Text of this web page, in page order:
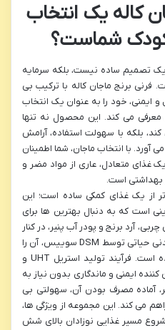
کاله یک انتخاب
کودک شماست؟
یک تصمیم ساده نیست، بلکه سرمایه
فرنی برنج ماجان کاله با ترکیب بی
و ایمنی، خود را به عنوان یک انتخاب
می کند. این محصول نه تنها
بلکه با سهولت استفاده، آرامش
آورد. با انتخاب ماجان، شما اطمینان
غذای متعادل، عاری از مواد مضر و
بهداشتی است.
از یک غذای کمکی ساده است؛ این
است که به دنبال بهترین ها برای
آرد برنج و پودر آب پنیر، در کنار
غنی سازی با ویتامین ها و مواد معدنی حیاتی توسط DSM سوییس، آن را
به یک منبع غذایی کامل تبدیل کرده است. فرآیند تولید استریل UHT و
ایمنی و ماندگاری بدون نیاز به
آماده مصرف بودن آن، سهولتی بی
می کند. این مجموعه از ویژگی ها،
شروع مسیر غذایی نوزادان بالای شش